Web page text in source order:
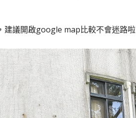
建議開啟google map比較不會迷路啦